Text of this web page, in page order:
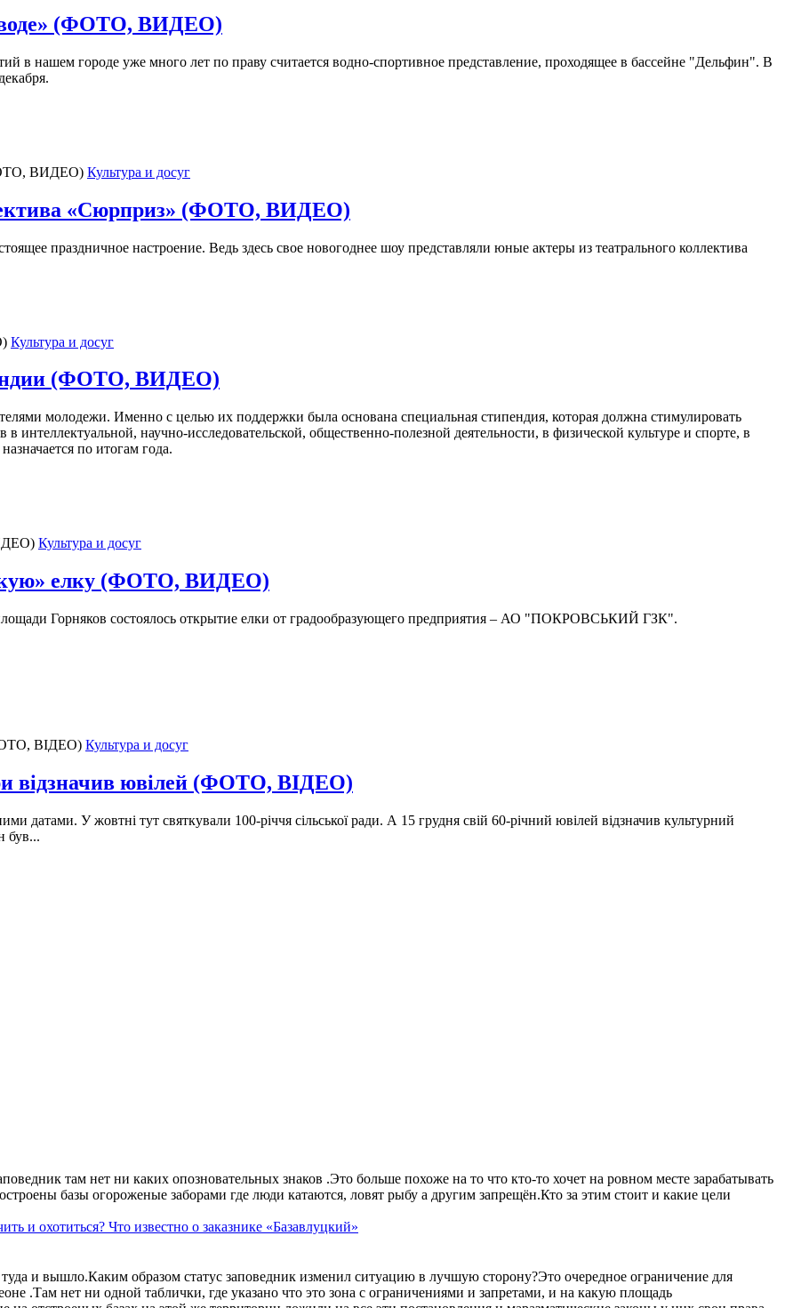
воде» (ФОТО, ВИДЕО)
нашем городе уже много лет по праву считается водно-спортивное представление, проходящее в бассейне "Дельфин". В
Культура и досуг
«Сюрприз» (ФОТО, ВИДЕО)
праздничное настроение. Ведь здесь свое новогоднее шоу представляли юные актеры из театрального коллектива
Культура и досуг
(ФОТО, ВИДЕО)
молодежи. Именно с целью их поддержки была основана специальная стипендия, которая должна стимулировать
интеллектуальной, научно-исследовательской, общественно-полезной деятельности, в физической культуре и спорте, в
по итогам года.
Культура и досуг
елку (ФОТО, ВИДЕО)
Горняков состоялось открытие елки от градообразующего предприятия – АО "ПОКРОВСЬКИЙ ГЗК".
Культура и досуг
відзначив ювілей (ФОТО, ВІДЕО)
датами. У жовтні тут святкували 100-річчя сільської ради. А 15 грудня свій 60-річний ювілей відзначив культурний
був...
там нет ни каких опозновательных знаков .Это больше похоже на то что кто-то хочет на ровном месте зарабатывать
базы огороженые заборами где люди катаются, ловят рыбу а другим запрещён.Кто за этим стоит и какие цели
и охотиться? Что известно о заказнике «Базавлуцкий»
и вышло.Каким образом статус заповедник изменил ситуацию в лучшую сторону?Это очередное ограничение для
.Там нет ни одной таблички, где указано что это зона с ограничениями и запретами, и на какую площадь